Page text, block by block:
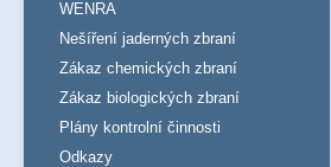
WENRA
Nešíření jaderných zbraní
Zákaz chemických zbraní
Zákaz biologických zbraní
Plány kontrolní činnosti
Odkazy